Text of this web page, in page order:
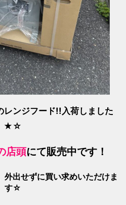
レンジフード!! 入荷しました
★☆
店頭にて販売中です！
出せずに買い求めいただけま
す☆